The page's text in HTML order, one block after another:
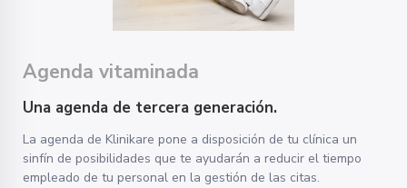
Agenda vitaminada
Una agenda de tercera generación.
La agenda de Klinikare pone a disposición de tu clínica un
sinfín de posibilidades que te ayudarán a reducir el tiempo
empleado de tu personal en la gestión de las citas.